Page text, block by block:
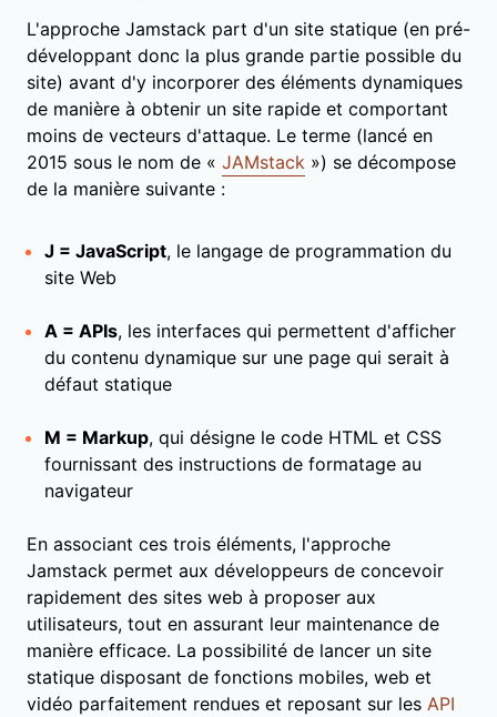
L'approche Jamstack part d'un site statique (en pré-
développant donc la plus grande partie possible du
site) avant d'y incorporer des éléments dynamiques
de manière à obtenir un site rapide et comportant
moins de vecteurs d'attaque. Le terme (lancé en
2015 sous le nom de « JAMstack ») se décompose
de la manière suivante :
J = JavaScript, le langage de programmation du
site Web
A = APIs, les interfaces qui permettent d'afficher
du contenu dynamique sur une page qui serait à
défaut statique
M = Markup, qui désigne le code HTML et CSS
fournissant des instructions de formatage au
navigateur
En associant ces trois éléments, l'approche
Jamstack permet aux développeurs de concevoir
rapidement des sites web à proposer aux
utilisateurs, tout en assurant leur maintenance de
manière efficace. La possibilité de lancer un site
statique disposant de fonctions mobiles, web et
vidéo parfaitement rendues et reposant sur les API